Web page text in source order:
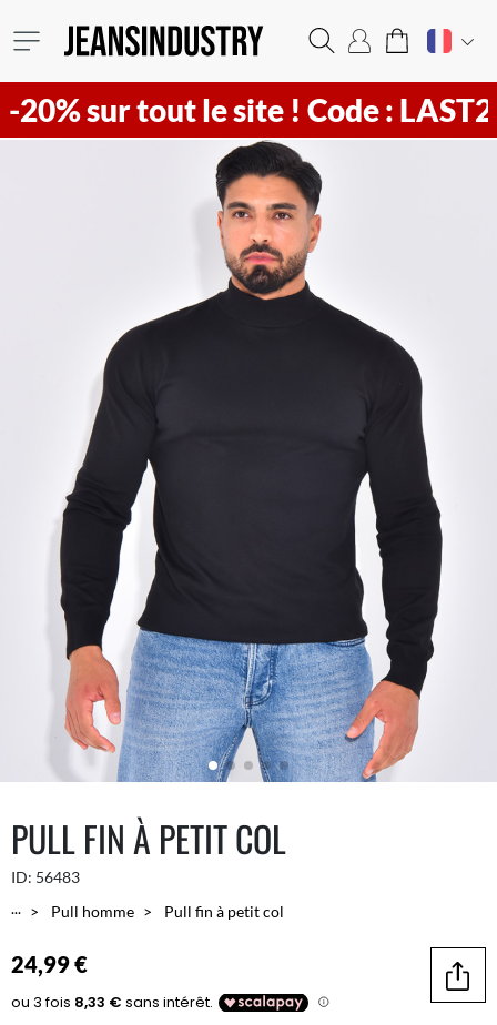
tout le site !Code : LAST20 ! Vite
PULL FIN À PETIT COL
ID: 56483
...
Pull homme Pull fin à petit col
24,99 €